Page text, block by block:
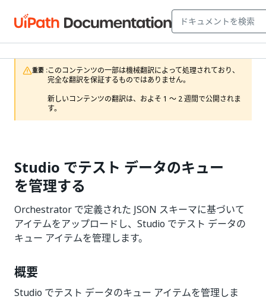
重要 :このコンテンツの一部は機械翻訳によって処理されており、
完全な翻訳を保証するものではありません。
新しいコンテンツの翻訳は、およそ 1 ～ 2 週間で公開されま
す。
Studio でテスト データのキュー
を管理する
Orchestrator で定義された JSON スキーマに基づいて
アイテムをアップロードし、Studio でテスト データの
キュー アイテムを管理します。
概要
Studio でテスト データのキュー アイテムを管理しま